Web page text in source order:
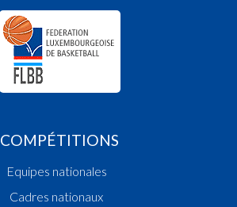
COMPÉTITIONS
Equipes nationales
Cadres nationaux